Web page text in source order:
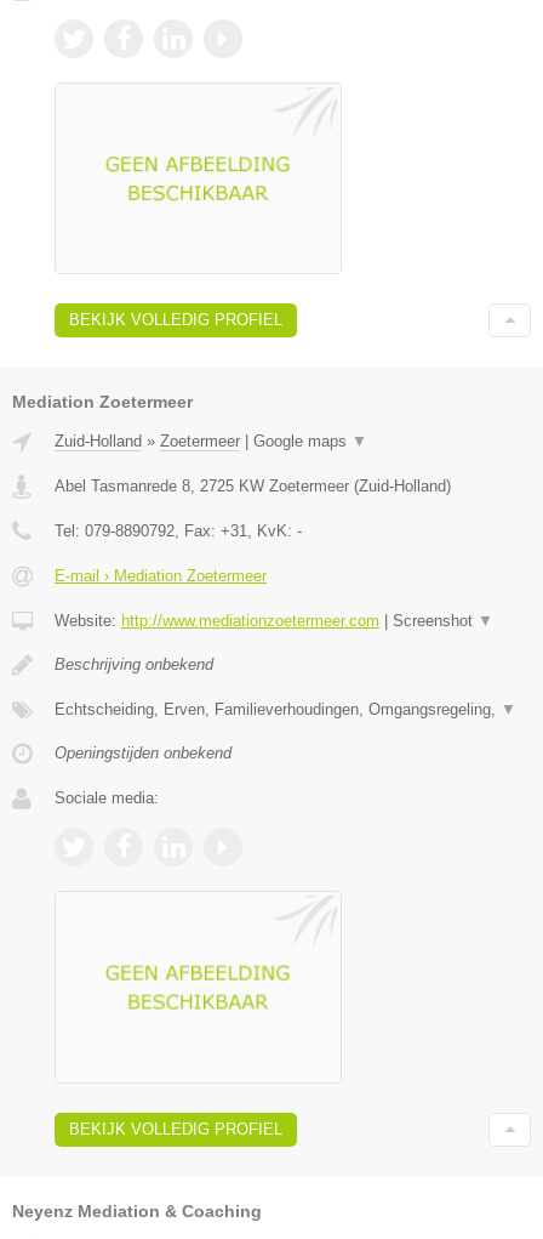
BEKIJK VOLLEDIG PROFIEL
Mediation Zoetermeer
Zuid-Holland » Zoetermeer Google maps ▼
Abel Tasmanrede 8, 2725 KW Zoetermeer (Zuid-Holland)
Tel: 079-8890792, Fax: +31, KvK: -
E-mail › Mediation Zoetermeer
Website: http://www.mediationzoetermeer.com Screenshot ▼
Beschrijving onbekend
Echtscheiding, Erven, Familieverhoudingen, Omgangsregeling, ▼
Openingstijden onbekend
Sociale media:
BEKIJK VOLLEDIG PROFIEL
Neyenz Mediation & Coaching